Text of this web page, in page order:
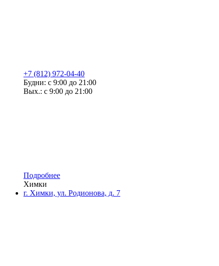
+7 (812) 972-04-40
Будни: с 9:00 до 21:00
Вых.: с 9:00 до 21:00
Подробнее
Химки
г. Химки, ул. Родионова, д. 7